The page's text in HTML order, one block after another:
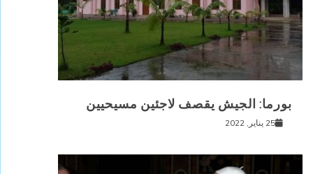
بورما: الجيش يقصف لاجئين مسيحيين
25 يناير, 2022